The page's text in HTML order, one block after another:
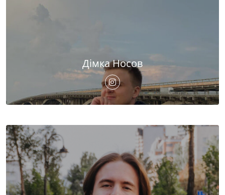
Дімка Носов